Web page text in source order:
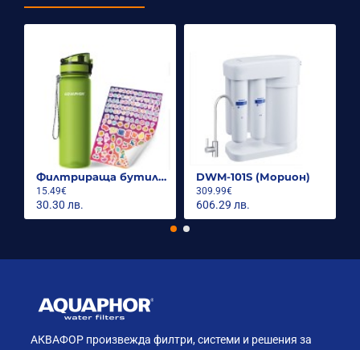
Филтрираща бутилка City 500ml.
15.49€
30.30 лв.
DWM-101S (Морион)
309.99€
606.29 лв.
АКВАФОР произвежда филтри, системи и решения за